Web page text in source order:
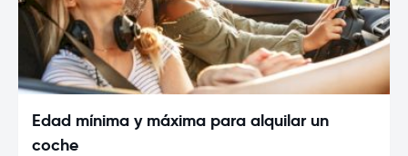
Edad mínima y máxima para alquilar un
coche